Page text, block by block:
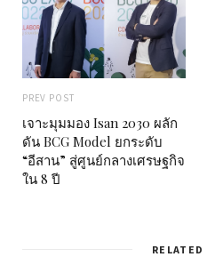
PREV POST
เจาะมุมมอง Isan 2030 ผลัก
ดัน BCG Model ยกระดับ
“อีสาน” สู่ศูนย์กลางเศรษฐกิจ
ใน 8 ปี